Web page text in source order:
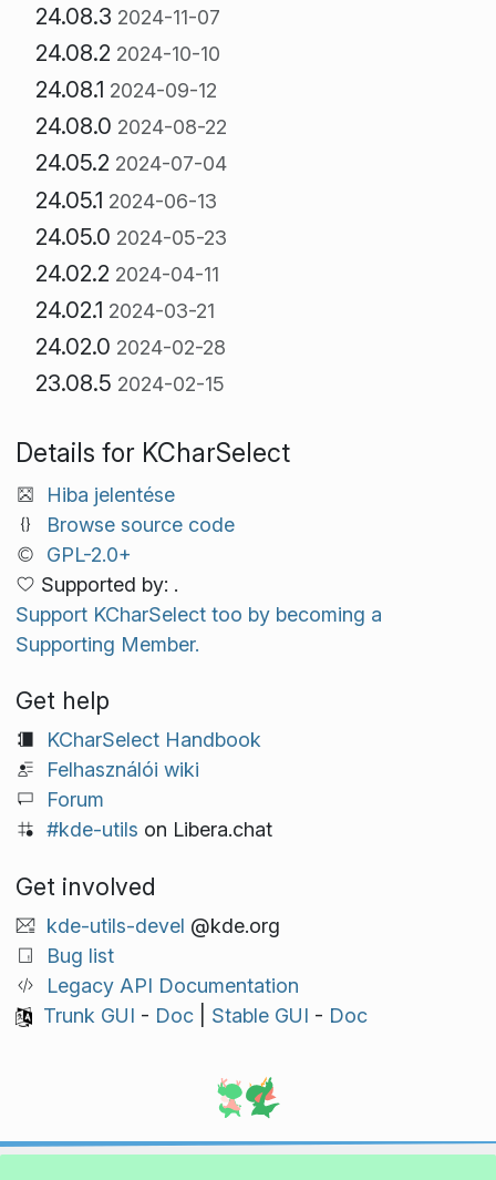
24.08.3 2024-11-07
24.08.2 2024-10-10
24.08.1 2024-09-12
24.08.0 2024-08-22
24.05.2 2024-07-04
24.05.1 2024-06-13
24.05.0 2024-05-23
24.02.2 2024-04-11
24.02.1 2024-03-21
24.02.0 2024-02-28
23.08.5 2024-02-15
Details for KCharSelect
Hiba jelentése
Browse source code
GPL-2.0+
Supported by: .
Support KCharSelect too by becoming a
Supporting Member.
Get help
KCharSelect Handbook
Felhasználói wiki
Forum
#kde-utils on Libera.chat
Get involved
kde-utils-devel @kde.org
Bug list
Legacy API Documentation
Trunk GUI - Doc| Stable GUI - Doc